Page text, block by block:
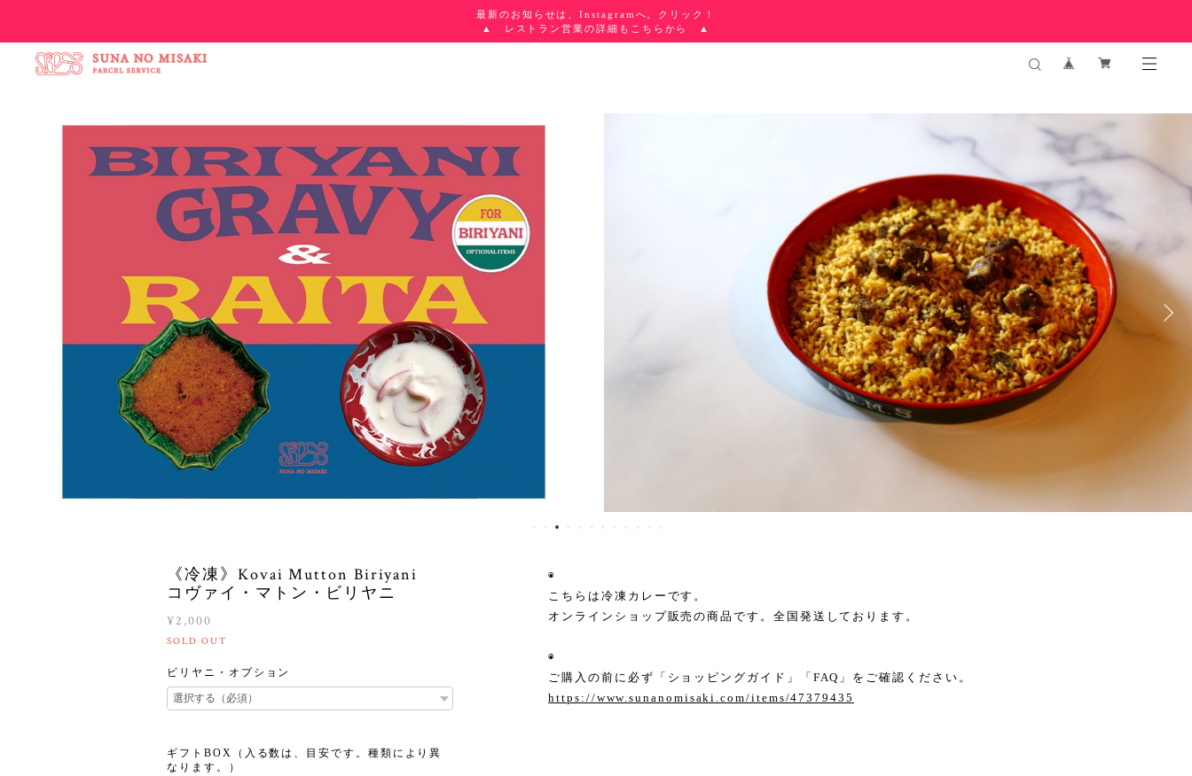
最新のお知らせは、Instagramへ。クリック！
▲ レストラン営業の詳細もこちらから ▲
《冷凍》Kovai Mutton Biriyani
コヴァイ・マトン・ビリヤニ
¥2,000
SOLD OUT
ビリヤニ・オプション
ギフトBOX（入る数は、目安です。種類により異
なります。）
◉
こちらは冷凍カレーです。
オンラインショップ販売の商品です。全国発送しております。
◉
ご購入の前に必ず「ショッピングガイド」「FAQ」をご確認ください。
https://www.sunanomisaki.com/items/47379435